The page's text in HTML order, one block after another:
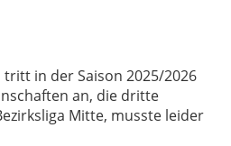
tritt in der Saison 2025/2026
an, die dritte
Mitte, musste leider